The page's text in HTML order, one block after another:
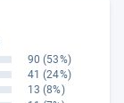
90 (53%)
41 (24%)
13 (8%)